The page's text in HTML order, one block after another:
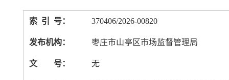
索 引 号： 370406/2026-00820
发布机构： 枣庄市山亭区市场监督管理局
文 号： 无